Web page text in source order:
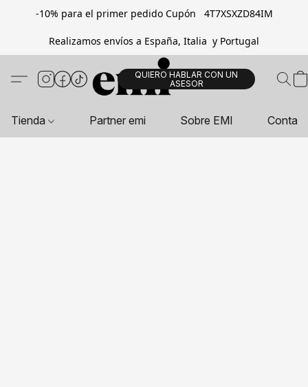
-10% para el primer pedido Cupón 4T7XSXZD84IM
Realizamos envíos a España, Italia y Portugal
QUIERO HABLAR CON UN
ASESOR
Tienda Partner emi Sobre EMI